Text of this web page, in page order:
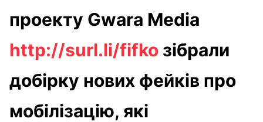
проекту Gwara Media
http://surl.li/fifko зібрали
добірку нових фейків про
мобілізацію, які